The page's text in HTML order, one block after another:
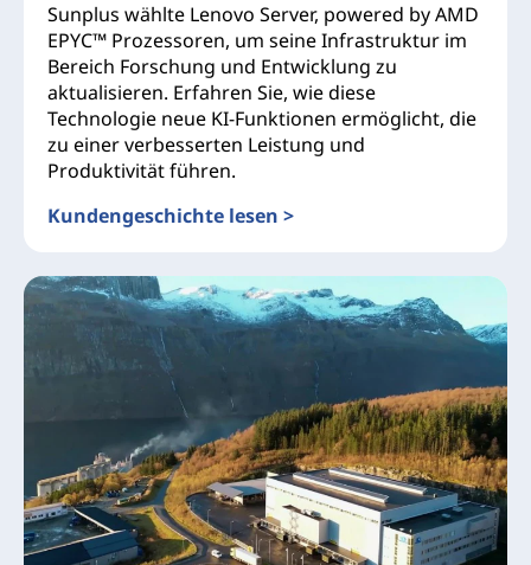
Sunplus wählte Lenovo Server, powered by AMD
EPYC™ Prozessoren, um seine Infrastruktur im
Bereich Forschung und Entwicklung zu
aktualisieren. Erfahren Sie, wie diese
Technologie neue KI-Funktionen ermöglicht, die
zu einer verbesserten Leistung und
Produktivität führen.
Kundengeschichte lesen >